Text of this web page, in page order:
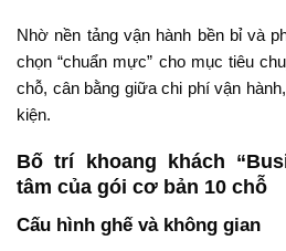
Nhờ nền tảng vận hành bền bỉ và
chọn “chuẩn mực” cho mục tiêu
chỗ, cân bằng giữa chi phí vận
kiện.
Bố trí khoang khách
tâm của gói cơ bản 10 chỗ
Cấu hình ghế và không gian